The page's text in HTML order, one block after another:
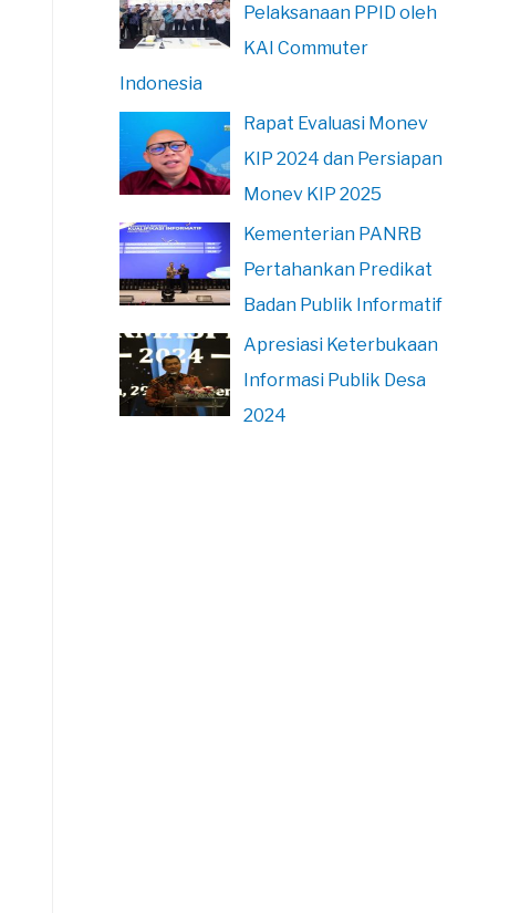
Pelaksanaan PPID oleh
KAI Commuter
Indonesia
Rapat Evaluasi Monev
KIP 2024 dan Persiapan
Monev KIP 2025
Kementerian PANRB
Pertahankan Predikat
Badan Publik Informatif
Apresiasi Keterbukaan
Informasi Publik Desa
2024